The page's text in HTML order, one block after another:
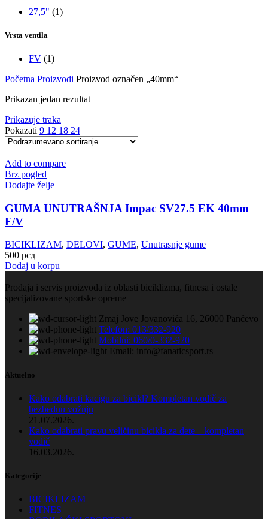
27,5" (1)
Vrsta ventila
FV (1)
Početna Proizvodi Proizvod označen „40mm“
Prikazan jedan rezultat
Prikazuje traka
Pokazati 9 12 18 24
Add to compare
Brz pogled
Dodajte želje
GUMA UNUTRAŠNJA Impac SV27.5 EK 40mm
F/V
BICIKLIZAM, DELOVI, GUME, Unutrasnje gume
500 рсд
Dodaj u korpu
Prodaja i servis proizvoda iz oblasti biciklizma, fitnesa i ostale
specijalizovane sportske opreme
Zmaj Jove Jovanovića 16, 26000 Pančevo
Telefon: 013/332-920
Mobilni: 060/0-332-920
Email: info@fanaticsport.rs
Aktuelno
Kako odabrati kacigu za bicikl? Kompletan vodič za
bezbednu vožnju
21.07.2026.
Kako odabrati pravu veličinu bicikla za dete – kompletan
vodič
16.03.2026.
Kategorije
BICIKLIZAM
FITNES